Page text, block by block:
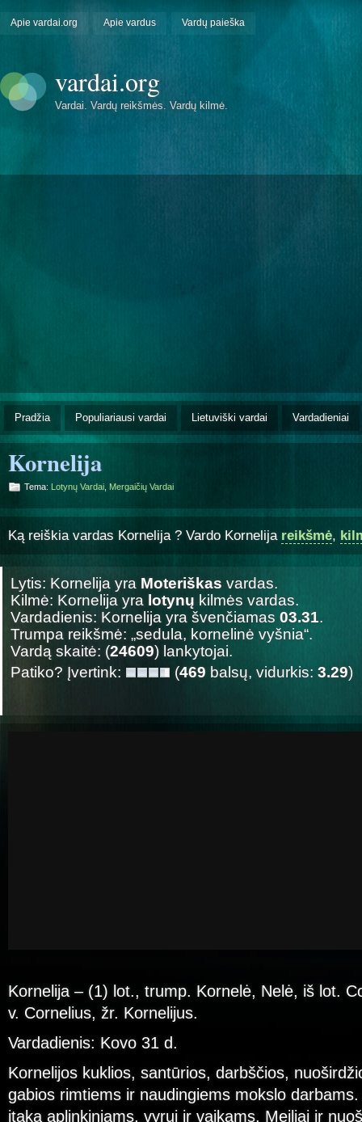
Apie vardai.org Apie vardus Vardų paieška
vardai.org
Vardai. Vardų reikšmės. Vardų kilmė.
Pradžia Populiariausi vardai Lietuviški vardai Vardadieniai
Kornelija
Tema: Lotynų Vardai Mergaičių Vardai
Ką reiškia vardas Kornelija ? Vardo Kornelija reikšmė,
Lytis: Kornelija yra Moteriškas vardas.
Kilmė: Kornelija yra lotynų kilmės vardas.
Vardadienis: Kornelija yra švenčiamas 03.31.
Trumpa reikšmė: „sedula, kornelinė vyšnia“.
Vardą skaitė: (24609) lankytojai.
Patiko? Įvertink:
(469 balsų, vidurkis: 3.29)
Kornelija – (1) lot., trump. Kornelė, Nelė, iš lot.
v. Cornelius, žr. Kornelijus.
Vardadienis: Kovo 31 d.
Kornelijos kuklios, santūrios, darbščios,
gabios rimtiems ir naudingiems mokslo
įtaką aplinkiniams, vyrui ir vaikams. Meiliai ir